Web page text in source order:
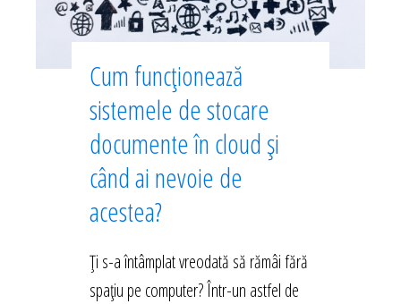
Cum funcționează
sistemele de stocare
documente în cloud și
când ai nevoie de
acestea?
Ți s-a întâmplat vreodată să rămâi fără
spațiu pe computer? Într-un astfel de